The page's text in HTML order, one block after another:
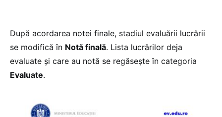
După acordarea notei finale, stadiul evaluării lucrării
se modifică în Notă finală. Lista lucrărilor deja
evaluate și care au notă se regăsește în categoria
Evaluate.